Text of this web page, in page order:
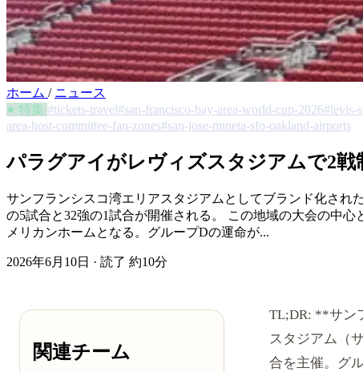
ホーム / ニュース
特集 #tickets-travel#san-francisco-bay-area-world-cup-2026#levis-
area-host-committee-fan-zones#san-jose-mineta-sfo-oakland-airports
パラグアイがレヴィズスタジアムで2戦
サンフランシスコ湾エリアスタジアムとしてブランド化され
の5試合と32強の1試合が開催される。 この地域の大会の中
メリカンホームとなる。グループDの運命が...
2026年6月10日 · 読了 約10分
関連チーム
TL;DR: **サン
スタジアム（
合を主催。グ